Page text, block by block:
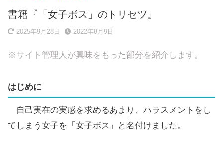
書籍『「女子ボス」のトリセツ』
2025年9月28日 2022年8月9日
※サイト管理人が興味をもった部分を紹介します。
はじめに
自己実在の実感を求めるあまり、ハラスメントをし
てしまう女子を「女子ボス」と名付けました。